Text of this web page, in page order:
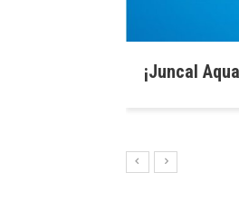
¡Juncal
Noche De